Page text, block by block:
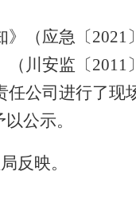
（应急〔2021
（川安监〔2011〕
公司进行了现
公示。
反映。